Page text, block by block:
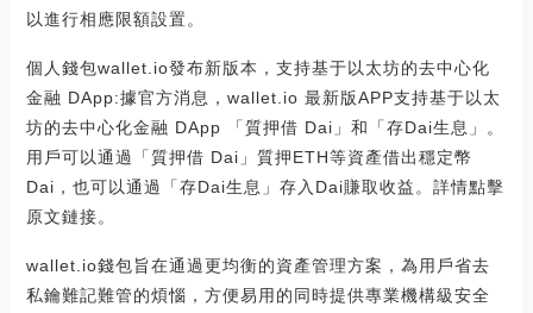
以進行相應限額設置。
個人錢包wallet.io發布新版本，支持基于以太坊的去中心化
金融 DApp:據官方消息，wallet.io 最新版APP支持基于以太
坊的去中心化金融 DApp 「質押借 Dai」和「存Dai生息」。
用戶可以通過「質押借 Dai」質押ETH等資產借出穩定幣
Dai，也可以通過「存Dai生息」存入Dai賺取收益。詳情點擊
原文鏈接。
wallet.io錢包旨在通過更均衡的資產管理方案，為用戶省去
私鑰難記難管的煩惱，方便易用的同時提供專業機構級安全